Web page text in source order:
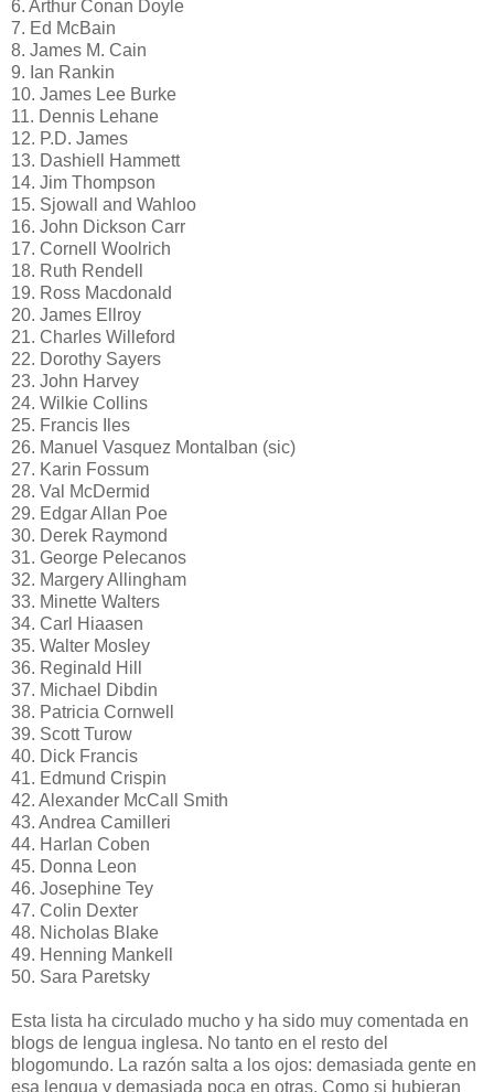
6. Arthur Conan Doyle
7. Ed McBain
8. James M. Cain
9. Ian Rankin
10. James Lee Burke
11. Dennis Lehane
12. P.D. James
13. Dashiell Hammett
14. Jim Thompson
15. Sjowall and Wahloo
16. John Dickson Carr
17. Cornell Woolrich
18. Ruth Rendell
19. Ross Macdonald
20. James Ellroy
21. Charles Willeford
22. Dorothy Sayers
23. John Harvey
24. Wilkie Collins
25. Francis Iles
26. Manuel Vasquez Montalban (sic)
27. Karin Fossum
28. Val McDermid
29. Edgar Allan Poe
30. Derek Raymond
31. George Pelecanos
32. Margery Allingham
33. Minette Walters
34. Carl Hiaasen
35. Walter Mosley
36. Reginald Hill
37. Michael Dibdin
38. Patricia Cornwell
39. Scott Turow
40. Dick Francis
41. Edmund Crispin
42. Alexander McCall Smith
43. Andrea Camilleri
44. Harlan Coben
45. Donna Leon
46. Josephine Tey
47. Colin Dexter
48. Nicholas Blake
49. Henning Mankell
50. Sara Paretsky
Esta lista ha circulado mucho y ha sido muy comentada en
blogs de lengua inglesa. No tanto en el resto del
blogomundo. La razón salta a los ojos: demasiada gente en
esa lengua y demasiada poca en otras. Como si hubieran